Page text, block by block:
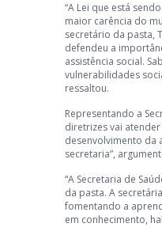
“A Lei que está
maior carência do
secretário da pasta,
defendeu a
assistência social.
vulnerabilidades
ressaltou.
Representando a
diretrizes vai
desenvolvimento da
secretaria”,
“A Secretaria de
da pasta. A
fomentando a
em conhecimento,